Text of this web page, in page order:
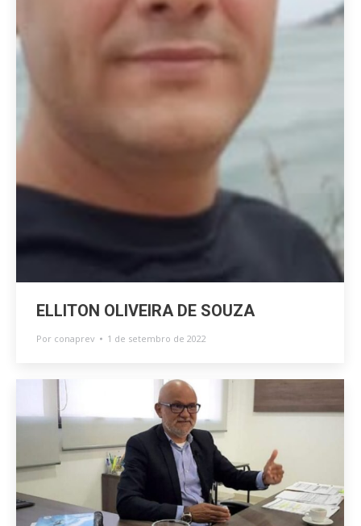
ELLITON OLIVEIRA DE SOUZA
Por conaprev 1 de setembro de 2022